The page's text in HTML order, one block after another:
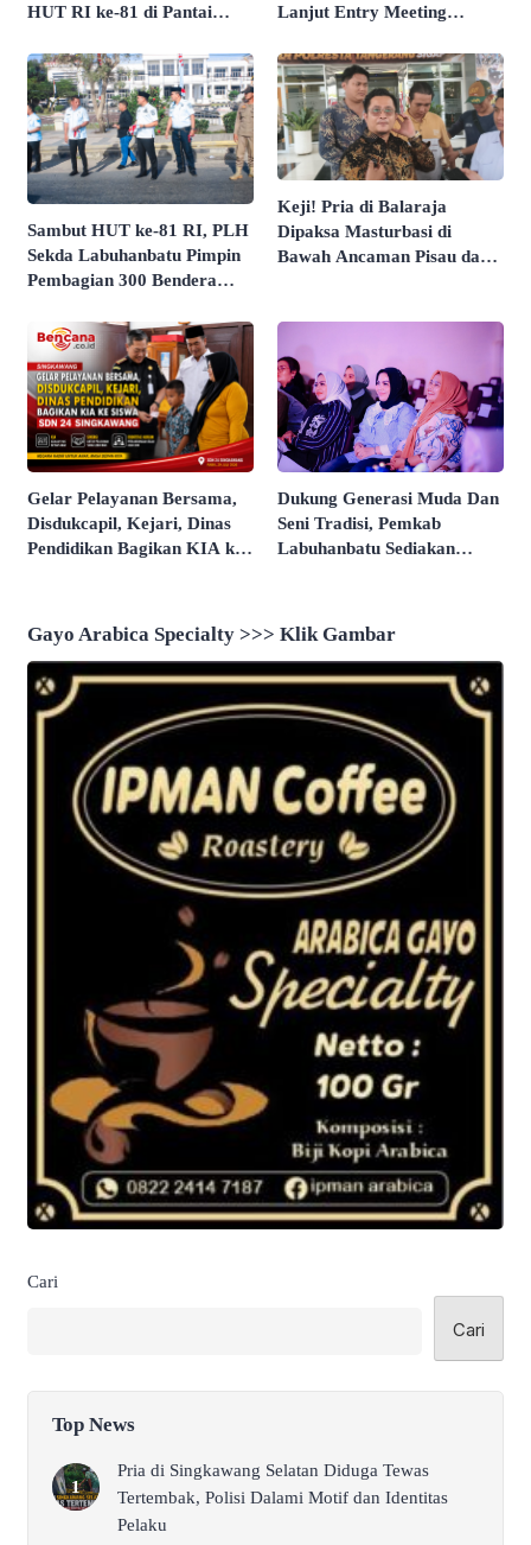
HUT RI ke-81 di Pantai
Dimatangkan
Lanjut Entry Meeting
Pelayanan Publik Oleh
Ombudsman RI Tahun 2026
Sambut HUT ke-81 RI, PLH
Sekda Labuhanbatu Pimpin
Pembagian 300 Bendera
Keji! Pria di Balaraja
Dipaksa Masturbasi di
Bawah Ancaman Pisau dan
Gelar Pelayanan Bersama,
Disdukcapil, Kejari, Dinas
Pendidikan Bagikan KIA ke
Dukung Generasi Muda Dan
Seni Tradisi, Pemkab
Labuhanbatu Sediakan
Gayo Arabica Specialty >>> Klik Gambar
Cari
Cari
Top News
Pria di Singkawang Selatan Diduga Tewas
Tertembak, Polisi Dalami Motif dan Identitas
Pelaku